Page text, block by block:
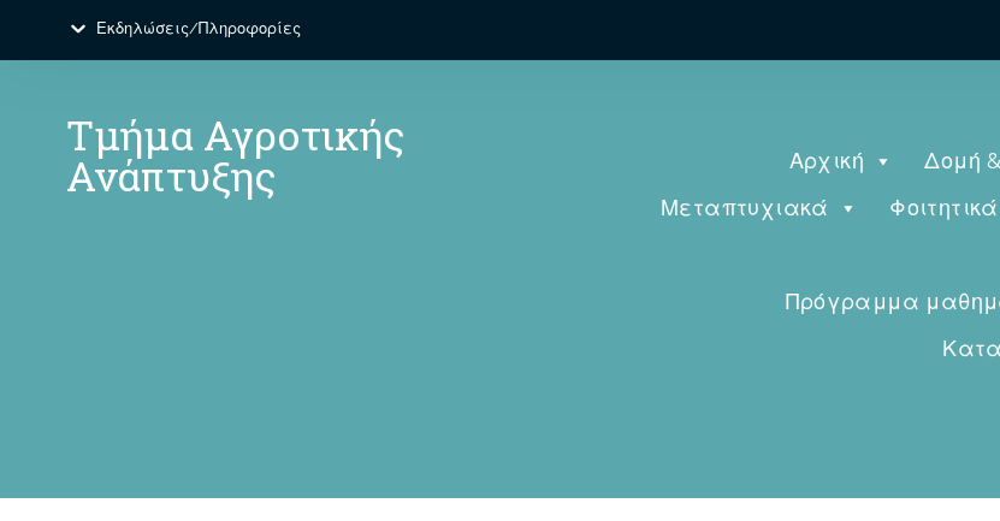
Εκδηλώσεις/Πληροφορίες
Τμήμα Αγροτικής
Ανάπτυξης Αρχική Δομή
Μεταπτυχιακά
Φοιτητικά
Πρόγραμμα